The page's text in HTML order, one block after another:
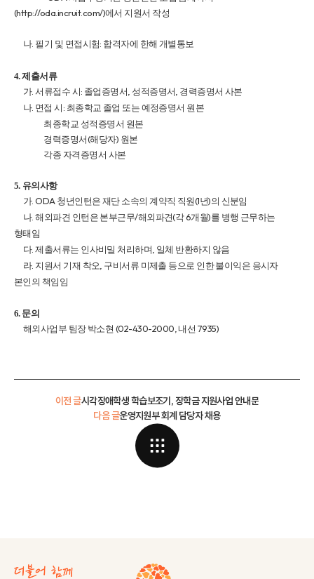
(http://oda.incruit.com/)에서 지원서 작성
나. 필기 및 면접시험: 합격자에 한해 개별통보
4.제출서류
가.서류접수 시: 졸업증명서 성적증명서 경력증명서 사본
나. 면접 시 : 최종학교 졸업 또는 예정증명서 원본
최종학교 성적증명서 원본
경력증명서(해당자) 원본
각종 자격증명서 사본
5. 유의사항
가. ODA 청년인턴은 재단 소속의 계약직 직원(1년)의 신분임
나.해외파견 인턴은 본부근무/해외파견(각6개월)를 병행 근무하는
형태임
다.제출서류는 인사비밀 처리하며 일체 반환하지 않음
라. 지원서 기재 착오 구비서류 미제출 등으로 인한 불이익은 응시자
본인의 책임임
6. 문의
해외사업부 팀장 박소현 (02-430-2000,내선 7935)
이전 글시각장애학생 학습보조기, 장학금 지원사업 안내문
운영지원부 회계 담당자 채용
다음 글